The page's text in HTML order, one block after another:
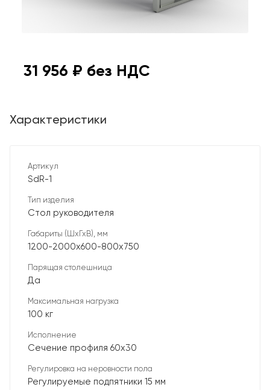
31 956 ₽ без НДС
Характеристики
Артикул
SdR-1
Тип изделия
Стол руководителя
Габариты (ШхГхВ), мм
1200-2000х600-800х750
Парящая столешница
Да
Максимальная нагрузка
100 кг
Исполнение
Сечение профиля 60х30
Регулировка на неровности пола
Регулируемые подпятники 15 мм